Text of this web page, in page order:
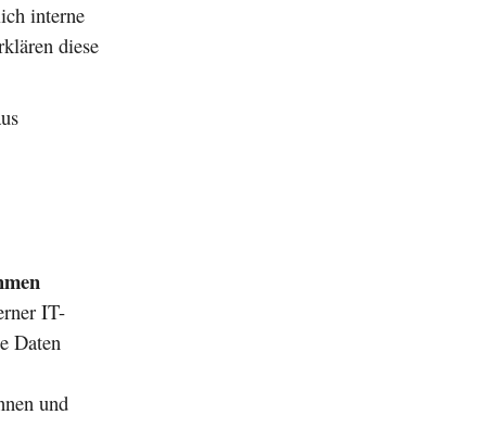
interne
diese
IT-
Daten
und